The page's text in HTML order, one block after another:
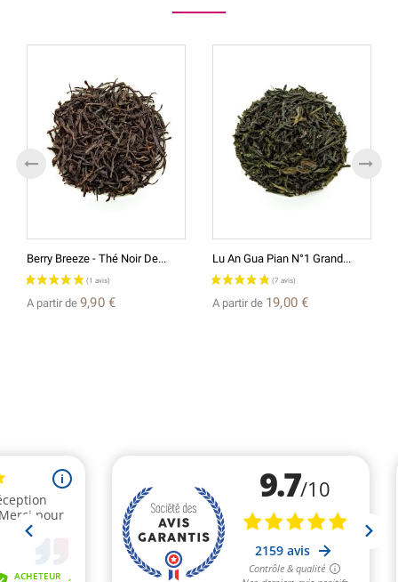
Berry Breeze - Thé Noir De...
A partir de 9,90 €
Lu An Gua Pian N°1 Grand...
A partir de 19,00 €